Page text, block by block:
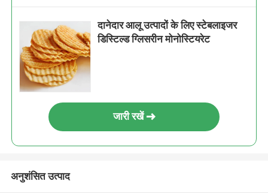
दानेदार आलू उत्पादों के लिए स्टेबलाइजर
डिस्टिल्ड ग्लिसरीन मोनोस्टियरेट
जारी रखें
अनुशंसित उत्पाद